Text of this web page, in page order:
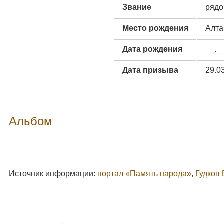
Звание
Место рождения
Дата рождения
Дата призыва
Альбом
Источник информации: портал «Память народа»,